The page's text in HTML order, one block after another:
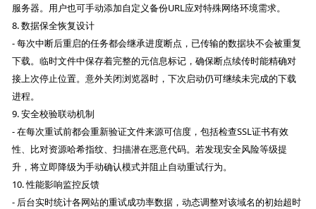
服务器。用户也可手动添加自定义备份URL应对特殊网络环境需求。
8. 数据保全恢复设计
- 每次中断后重启的任务都会继承进度断点，已传输的数据块不会被重复
下载。临时文件中保存着完整的元信息标记，确保断点续传时能精确对
接上次停止位置。意外关闭浏览器时，下次启动仍可继续未完成的下载
进程。
9. 安全校验联动机制
- 在每次重试前都会重新验证文件来源可信度，包括检查SSL证书有效
性、比对资源哈希指纹、扫描潜在恶意代码。若发现安全风险等级提
升，将立即降级为手动确认模式并阻止自动重试行为。
10. 性能影响监控反馈
- 后台实时统计各网站的重试成功率数据，动态调整对该域名的初始超时